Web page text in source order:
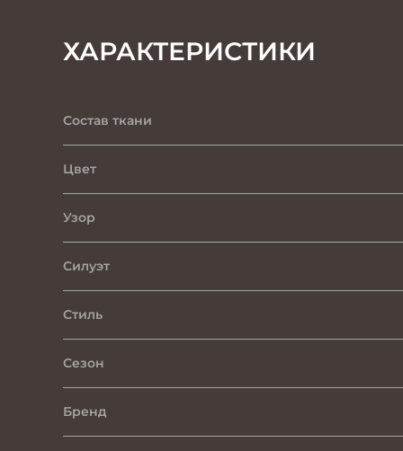
ХАРАКТЕРИСТИКИ
Состав ткани
Цвет
Узор
Силуэт
Стиль
Сезон
Бренд